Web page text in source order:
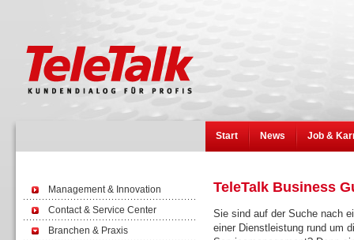
Start News Job &
Management & Innovation
Contact & Service Center
Branchen & Praxis
TeleTalk Business
Sie sind auf der Suche nach
einer Dienstleistung rund um